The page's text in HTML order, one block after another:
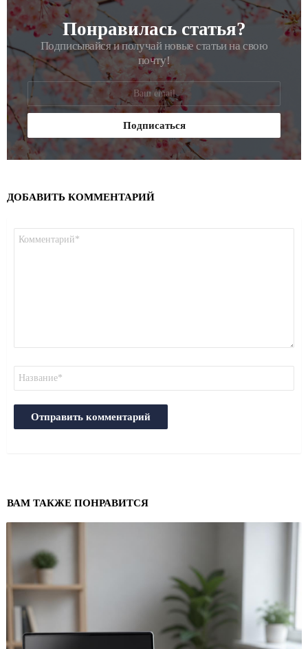
РАССЫЛКАПонравилась статья?
Подписывайся и получай новые статьи на свою
почту!
ДОБАВИТЬ КОММЕНТАРИЙ
ВАМ ТАКЖЕ ПОНРАВИТСЯ